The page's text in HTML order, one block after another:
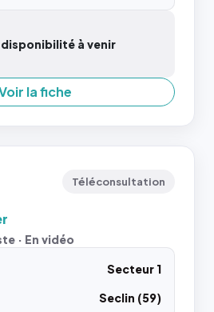
à venir
la fiche
Téléconsultation
· En vidéo
Secteur 1
Seclin (59)